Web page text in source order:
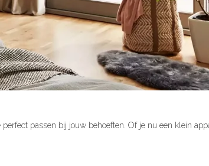
passen bij jouw behoeften. Of je nu een klein